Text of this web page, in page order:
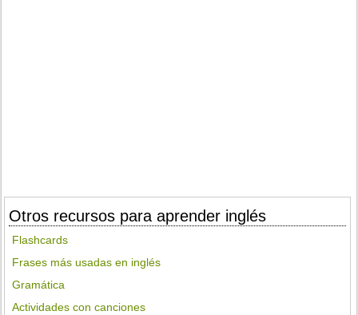
Otros recursos para aprender inglés
Flashcards
Frases más usadas en inglés
Gramática
Actividades con canciones